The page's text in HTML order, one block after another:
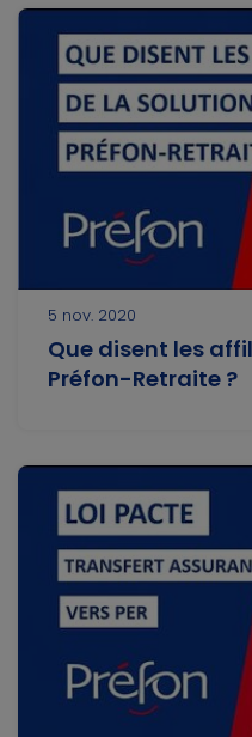
5 nov. 2020
Que disent les
Préfon-Retraite ?